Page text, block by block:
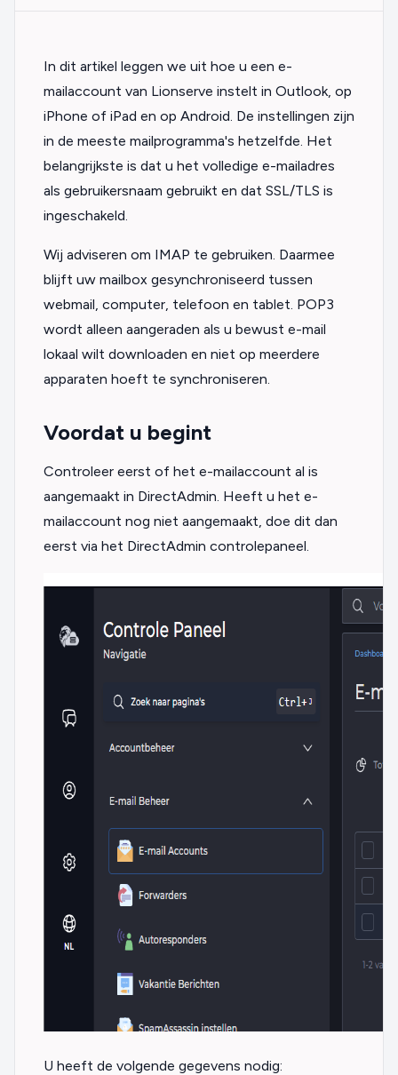
In dit artikel leggen we uit hoe u een e-
mailaccount van Lionserve instelt in Outlook, op
iPhone of iPad en op Android. De instellingen zijn
in de meeste mailprogramma's hetzelfde. Het
belangrijkste is dat u het volledige e-mailadres
als gebruikersnaam gebruikt en dat SSL/TLS is
ingeschakeld.
Wij adviseren om IMAP te gebruiken. Daarmee
blijft uw mailbox gesynchroniseerd tussen
webmail, computer, telefoon en tablet. POP3
wordt alleen aangeraden als u bewust e-mail
lokaal wilt downloaden en niet op meerdere
apparaten hoeft te synchroniseren.
Voordat u begint
Controleer eerst of het e-mailaccount al is
aangemaakt in DirectAdmin. Heeft u het e-
mailaccount nog niet aangemaakt, doe dit dan
eerst via het DirectAdmin controlepaneel.
U heeft de volgende gegevens nodig: